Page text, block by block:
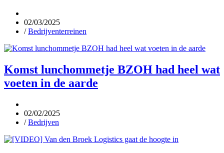
02/03/2025
/ Bedrijventerreinen
Komst lunchommetje BZOH had heel wat
voeten in de aarde
02/02/2025
/ Bedrijven